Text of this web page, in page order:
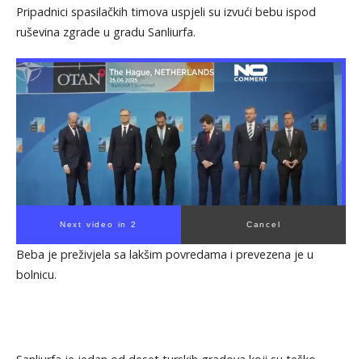
Pripadnici spasilačkih timova uspjeli su izvući bebu ispod
ruševina zgrade u gradu Sanliurfa.
Next video in 1 Cancel
Beba je preživjela sa lakšim povredama i prevezena je u
bolnicu.